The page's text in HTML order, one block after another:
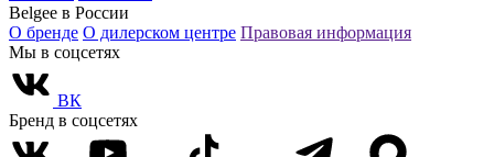
Belgee в России
О бренде О дилерском центре Правовая информация
Мы в соцсетях
ВК
Бренд в соцсетях